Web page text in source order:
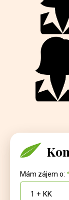
Mám zájem o:
1 + KK